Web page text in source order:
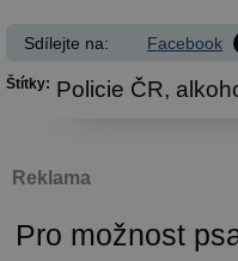
Sdílejte na: Facebook
Štítky: Policie ČR,
Reklama
Pro možnost